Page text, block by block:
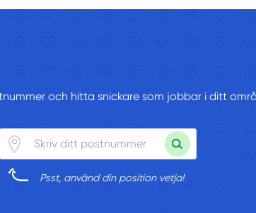
och hitta snickare som jobbar i ditt
Psst, använd din position vetja!